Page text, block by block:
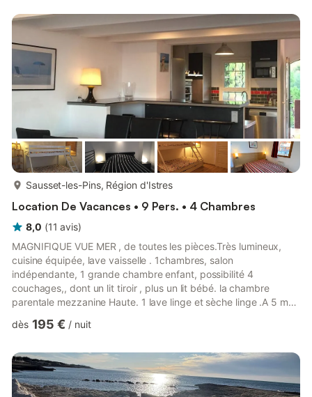
Sausset-les-Pins, Région d'Istres
Location De Vacances • 9 Pers. • 4 Chambres
8,0 (11 avis)
MAGNIFIQUE VUE MER , de toutes les pièces.Très lumineux,
cuisine équipée, lave vaisselle . 1chambres, salon
indépendante, 1 grande chambre enfant, possibilité 4
couchages,, dont un lit tiroir , plus un lit bébé. la chambre
parentale mezzanine Haute. 1 lave linge et sèche linge .A 5 mn
'année. Face à la mer et la plage. 1mn IMPORTANT A SAVOIR
double 5€ par lit simple 5 € pour 4 serviette de toilette
ATTENTION LE DEBIT DE WIFI EST TRES TRES FAIBLE DANS
LA VILLE ET LE...
dès 195 € / nuit